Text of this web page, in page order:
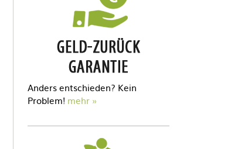
Anders entschieden? Kein
Problem! mehr